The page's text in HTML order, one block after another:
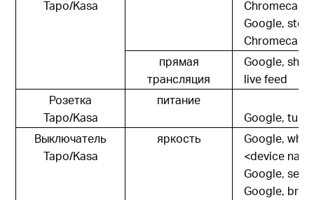
Tapo/Kasa
Chromecast
Google, stop
Chromecast
прямая
трансляция
Google,
live feed
Розетка
Tapo/Kasa
питание
Google, turn
Выключатель
Tapo/Kasa
яркость
Google,
<device
Google, set
Google,